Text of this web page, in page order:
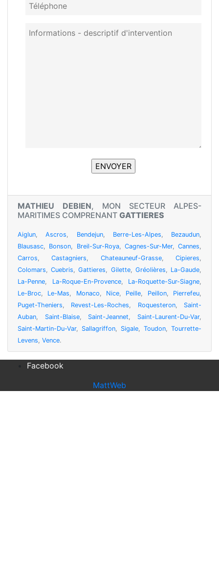
MATHIEU DEBIEN, MON SECTEUR ALPES-
MARITIMES COMPRENANT GATTIERES
Aiglun,Ascros, Bendejun, Berre-Les-Alpes, Bezaudun,
Blausasc, Bonson, Breil-Sur-Roya, Cagnes-Sur-Mer, Cannes,
Carros,Castagniers, Chateauneuf-Grasse,Cipieres,
Colomars,Cuebris,Gattieres, Gilette, Gréolières, La-Gaude,
La-Penne, La-Roque-En-Provence, La-Roquette-Sur-Siagne,
Le-Broc, Le-Mas, Monaco, Nice, Peille, Peillon, Pierrefeu,
Puget-Theniers, Revest-Les-Roches, Roquesteron, Saint-
Auban, Saint-Blaise, Saint-Jeannet, Saint-Laurent-Du-Var,
Saint-Martin-Du-Var, Sallagriffon, Sigale, Toudon, Tourrette-
Levens, Vence.
Facebook
MattWeb